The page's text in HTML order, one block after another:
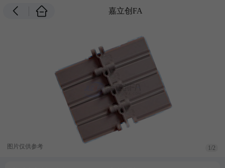
嘉立创FA
图片仅供参考 1/2